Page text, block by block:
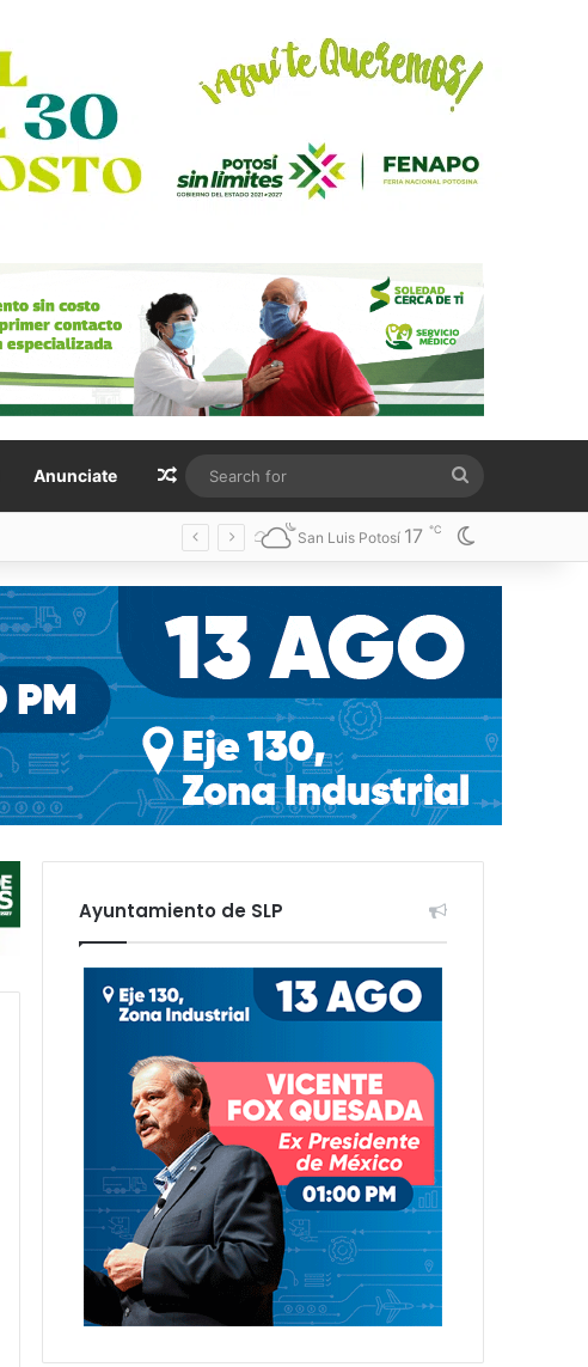
Anunciate Random Article
for
San Luis Potosí 17 ℃
Ayuntamiento de SLP